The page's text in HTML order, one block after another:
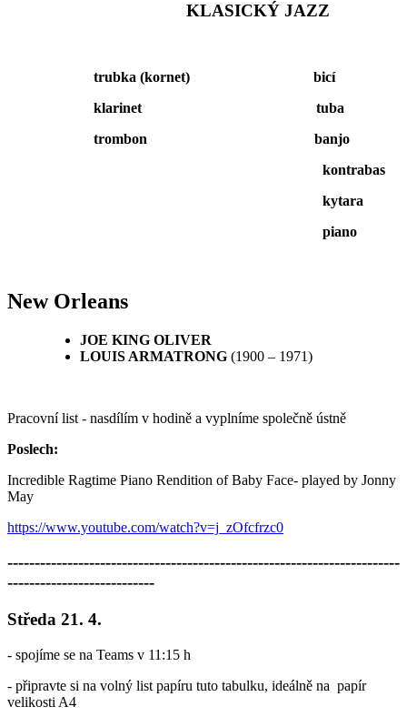
KLASICKÝ JAZZ
trubka (kornet) bicí
klarinet tuba
trombon banjo
kontrabas
kytara
piano
New Orleans
JOE KING OLIVER
LOUIS ARMATRONG (1900 – 1971)
Pracovní list - nasdílím v hodině a vyplníme společně ústně
Poslech:
Incredible Ragtime Piano Rendition of Baby Face- played by Jonny
May
https://www.youtube.com/watch?v=j_zOfcfrzc0
------------------------------------------------------------------------
---------------------------
Středa 21. 4.
- spojíme se na Teams v 11:15 h
- připravte si na volný list papíru tuto tabulku, ideálně na papír
velikosti A4